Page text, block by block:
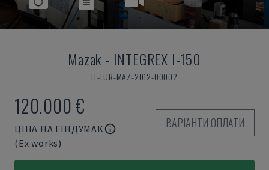
Mazak - INTEGREX I-150
IT-TUR-MAZ-2012-00002
120.000 €
ЦІНА НА ГІНДУМАК
(Ex works)
ВАРІАНТИ ОПЛАТИ